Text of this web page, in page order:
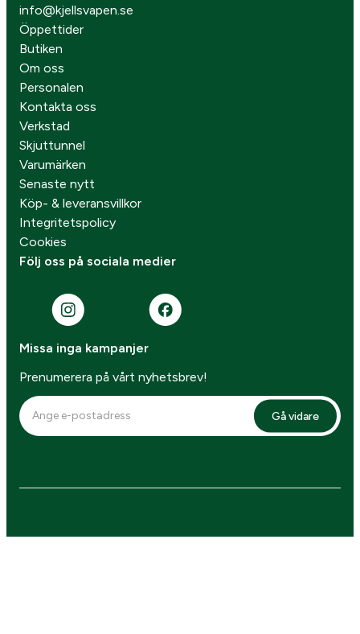
info@kjellsvapen.se
Öppettider
Butiken
Om oss
Personalen
Kontakta oss
Verkstad
Skjuttunnel
Varumärken
Senaste nytt
Köp- & leveransvillkor
Integritetspolicy
Cookies
Följ oss på sociala medier
Missa inga kampanjer
Prenumerera på vårt nyhetsbrev!
Gå vidare